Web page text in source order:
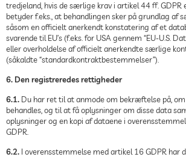
tredjeland, hvis de særlige krav i artikel 44 ff. GDPR
betyder f.eks., at behandlingen sker på grundlag af
såsom en officielt anerkendt konstatering af et
svarende til EU’s (f.eks. for USA gennem “EU-U.S.
eller overholdelse af officielt anerkendte særlige
(såkaldte “standardkontraktbestemmelser”).
6. Den registreredes rettigheder
6.1. Du har ret til at anmode om bekræftelse på,
behandles, og til at få oplysninger om disse data
oplysninger og en kopi af dataene i
GDPR.
6.2. I overensstemmelse med artikel 16 GDPR har